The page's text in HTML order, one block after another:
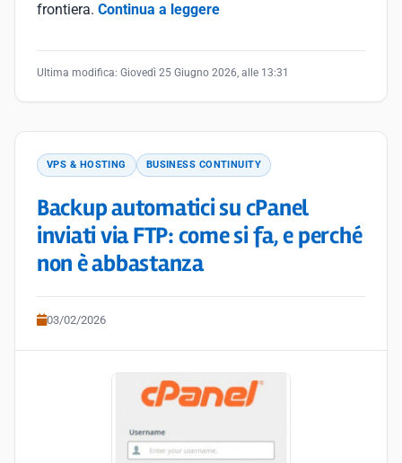
frontiera. Continua a leggere
Ultima modifica: Giovedì 25 Giugno 2026, alle 13:31
VPS & HOSTING BUSINESS CONTINUITY
Backup automatici su cPanel
inviati via FTP: come si fa, e perché
non è abbastanza
03/02/2026